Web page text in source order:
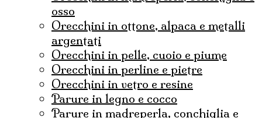
osso
orecchini in ottone, alpaca e metalli
argentati
orecchini in pelle, cuoio e piume
orecchini in perline e pietre
orecchini in vetro e resine
parure in legno e cocco
parure in madreperla, conchiglia e